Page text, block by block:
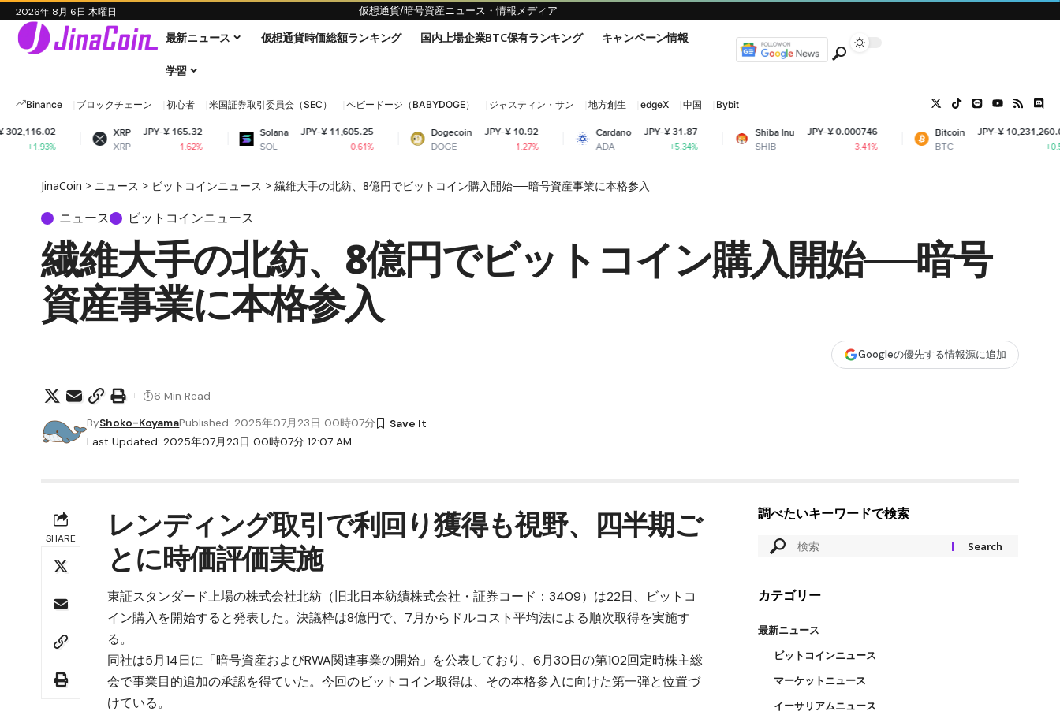
2026年 8月 6日 木曜日 仮想通貨/暗号資産ニュース・情報メディア
最新ニュース 仮想通貨時価総額ランキング 国内上場企業BTC保有ランキング キャンペーン情報
学習
Binance ブロックチェーン 初心者 米国証券取引委員会（SEC） ベビードージ（BABYDOGE） ジャスティン・サン 地方創生 edgeX 中国 Bybit
XRP
XRP
JPY-¥ 165.32
-1.62%
Solana
SOL
JPY-¥ 11,605.25
-0.61%
Dogecoin
DOGE
JPY-¥ 10.92
-1.27%
Cardano
ADA
JPY-¥ 31.87
+5.34%
Shiba Inu
SHIB
JPY-¥ 0.000746
Bitcoin
BTC
JPY-¥ 10,231,260.01
JinaCoin > ニュース > ビットコインニュース > 繊維大手の北紡、8億円でビットコイン購入開始──暗号資産事業に本格参入
ニュース ビットコインニュース
繊維大手の北紡、8億円でビットコイン購入開始──暗号
資産事業に本格参入
Googleの優先する情報源に追加
Last Updated: 2025年07月23日 00時07分 12:07 AM
ByShoko-KoyamaPublished: 2025年07月23日 00時07分
6 Min Read
SHARE
レンディング取引で利回り獲得も視野、四半期ご
とに時価評価実施
東証スタンダード上場の株式会社北紡（旧北日本紡績株式会社・証券コード：3409）は22日、
ビットコ
イン購入を開始すると発表した。決議枠は8億円で、7月からドルコスト平均法による順次取得を実施す
る。
同社は5月14日に「暗号資産およびRWA関連事業の開始」を公表しており、6月30日の第102回定時株主総
会で事業目的追加の承認を得ていた。今回のビットコイン取得は、その本格参入に向けた第一弾と位置づ
けている。
調べたいキーワードで検索
カテゴリー
最新ニュース
ビットコインニュース
マーケットニュース
イーサリアムニュース